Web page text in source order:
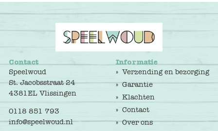
Contact
Speelwoud
St. Jacobsstraat 24
4381EL Vlissingen
0118 851 793
info@speelwoud.nl
Informatie
Verzending en bezorging
Garantie
Klachten
Contact
Over ons